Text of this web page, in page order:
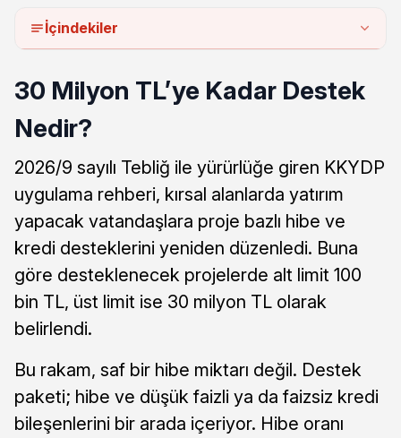
İçindekiler
30 Milyon TL’ye Kadar Destek
Nedir?
2026/9 sayılı Tebliğ ile yürürlüğe giren KKYDP
uygulama rehberi, kırsal alanlarda yatırım
yapacak vatandaşlara proje bazlı hibe ve
kredi desteklerini yeniden düzenledi. Buna
göre desteklenecek projelerde alt limit 100
bin TL, üst limit ise 30 milyon TL olarak
belirlendi.
Bu rakam, saf bir hibe miktarı değil. Destek
paketi; hibe ve düşük faizli ya da faizsiz kredi
bileşenlerini bir arada içeriyor. Hibe oranı